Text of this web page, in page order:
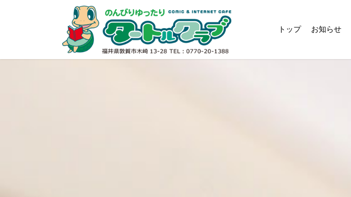
トップ お知らせ